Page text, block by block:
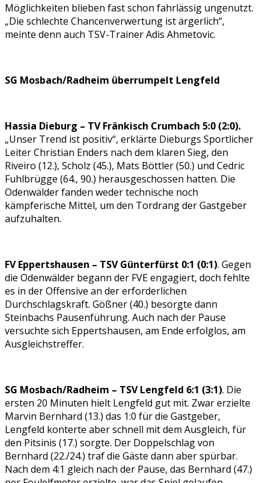
Möglichkeiten blieben fast schon fahrlässig ungenutzt.
„Die schlechte Chancenverwertung ist ärgerlich“,
meinte denn auch TSV-Trainer Adis Ahmetovic.
SG Mosbach/Radheim überrumpelt Lengfeld
Hassia Dieburg – TV Fränkisch Crumbach 5:0 (2:0).
„Unser Trend ist positiv“, erklärte Dieburgs Sportlicher
Leiter Christian Enders nach dem klaren Sieg, den
Riveiro (12.), Scholz (45.), Mats Böttler (50.) und Cedric
Fuhlbrügge (64., 90.) herausgeschossen hatten. Die
Odenwälder fanden weder technische noch
kämpferische Mittel, um den Tordrang der Gastgeber
aufzuhalten.
FV Eppertshausen – TSV Günterfürst 0:1 (0:1). Gegen
die Odenwälder begann der FVE engagiert, doch fehlte
es in der Offensive an der erforderlichen
Durchschlagskraft. Gößner (40.) besorgte dann
Steinbachs Pausenführung. Auch nach der Pause
versuchte sich Eppertshausen, am Ende erfolglos, am
Ausgleichstreffer.
SG Mosbach/Radheim – TSV Lengfeld 6:1 (3:1). Die
ersten 20 Minuten hielt Lengfeld gut mit. Zwar erzielte
Marvin Bernhard (13.) das 1:0 für die Gastgeber,
Lengfeld konterte aber schnell mit dem Ausgleich, für
den Pitsinis (17.) sorgte. Der Doppelschlag von
Bernhard (22./24.) traf die Gäste dann aber spürbar.
Nach dem 4:1 gleich nach der Pause, das Bernhard (47.)